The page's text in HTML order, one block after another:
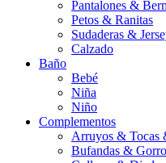
Pantalones &
Petos & Ranitas
Sudaderas &
Calzado
Baño
Bebé
Niña
Niño
Complementos
Arruyos & Tocas
Bufandas &